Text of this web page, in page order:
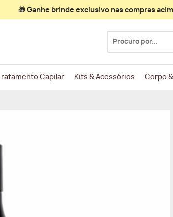
🎁 Ganhe brinde exclusivonas compras
por:
Tratamento Capilar Kits & Acessórios Corpo